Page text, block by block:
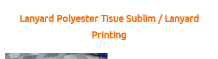
Lanyard Polyester Tisue Sublim / Lanyard
Printing